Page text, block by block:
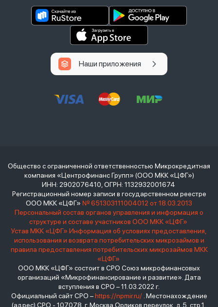
Наши приложения
Общество с ограниченной ответственностью Микрокредитная
компания «Центрофинанс Групп» (ООО МКК «ЦФГ»)
ИНН: 2902076410, ОГРН: 1132932001674
Регистрационный номер записи в государственном реестре
ООО МКК «ЦФГ» № 651303111004012 от 18.03.2013
Персональный состав органов управления и информация о
структуре и составе участников ООО МКК «ЦФГ»
Устав МКК «ЦФГ» Информация об условиях предоставления,
использования и возврата потребительских микрозаймов и
правила предоставления потребительских микрозаймов МКК
«ЦФГ»
ООО МКК «ЦФГ» состоит в СРО Союз микрофинансовых
организаций «Микрофинансирование и развитие». Дата
вступления в СРО – 11.03.2022 г.
Официальный сайт СРО –https://npmir.ru/. Местонахождение
(адрес) СРО - 107078, г. Москва Орликов переулок, д.5, стр.1,